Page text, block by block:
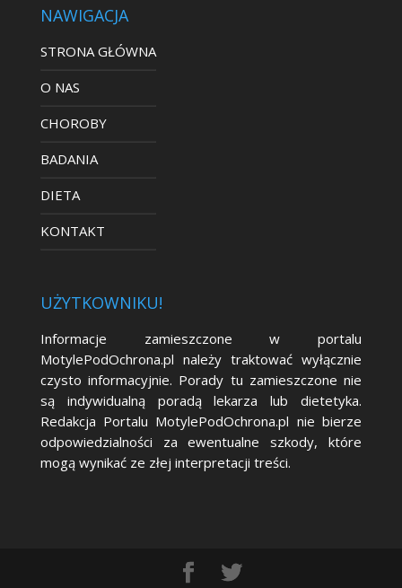
NAWIGACJA
STRONA GŁÓWNA
O NAS
CHOROBY
BADANIA
DIETA
KONTAKT
UŻYTKOWNIKU!
Informacje zamieszczone w portalu
MotylePodOchrona.pl należy traktować wyłącznie
czysto informacyjnie. Porady tu zamieszczone nie
są indywidualną poradą lekarza lub dietetyka.
Redakcja Portalu MotylePodOchrona.pl nie bierze
odpowiedzialności za ewentualne szkody, które
mogą wynikać ze złej interpretacji treści.